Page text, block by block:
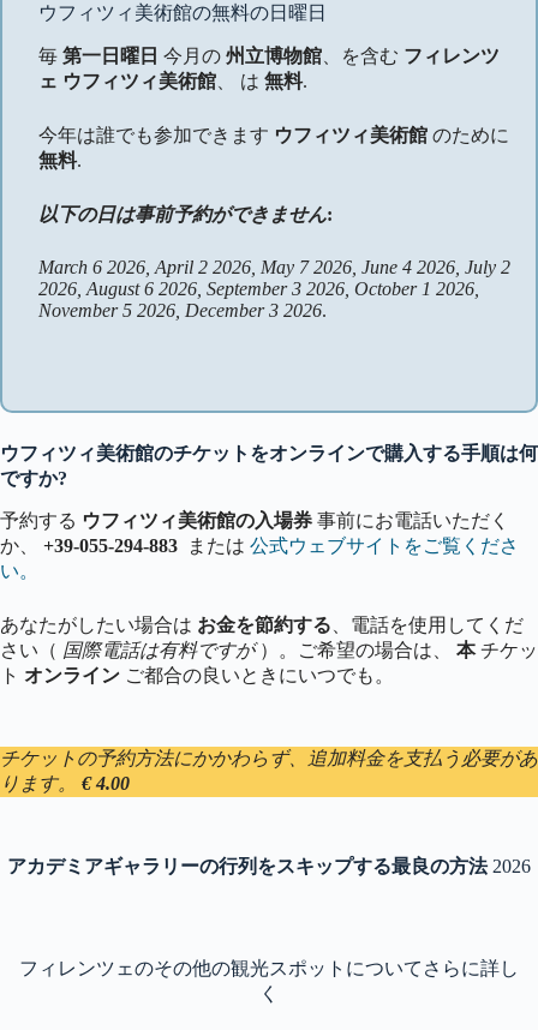
ウフィツィ美術館の無料の日曜日
毎 第一日曜日 今月の 州立博物館 、を含む フィレンツ
ェ ウフィツィ美術館 、 は 無料.
今年は誰でも参加できます ウフィツィ美術館 のために
無料.
以下の日は事前予約ができません:
March 6 2026, April 2 2026, May 7 2026, June 4 2026, July 2
2026, August 6 2026, September 3 2026, October 1 2026,
November 5 2026, December 3 2026.
ウフィツィ美術館のチケットをオンラインで購入する手順は何
ですか?
予約する ウフィツィ美術館の入場券 事前にお電話いただく
か、 +39-055-294-883 または 公式ウェブサイトをご覧くださ
い。
あなたがしたい場合は お金を節約する 、電話を使用してくだ
さい（ 国際電話は有料ですが）。ご希望の場合は、 本チケッ
ト オンライン ご都合の良いときにいつでも。
チケットの予約方法にかかわらず、追加料金を支払う必要があ
ります。
€ 4.00
アカデミアギャラリーの行列をスキップする最良の方法2026
フィレンツェのその他の観光スポットについてさらに詳し
く